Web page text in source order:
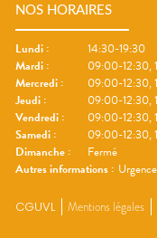
NOS HORAIRES
Lundi :
14:30-19:30
Mardi :
09:00-12:30,
Mercredi :
09:00-12:30,
Jeudi :
09:00-12:30,
Vendredi :
09:00-12:30,
Samedi :
09:00-12:30,
Dimanche :
Fermé
Autres informations :
CGUVL Mentions légales